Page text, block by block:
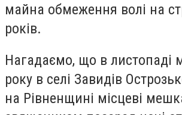
майна обмеження волі на
років.
Нагадаємо, що в листопаді
року в селі Завидів
на Рівненщині місцеві